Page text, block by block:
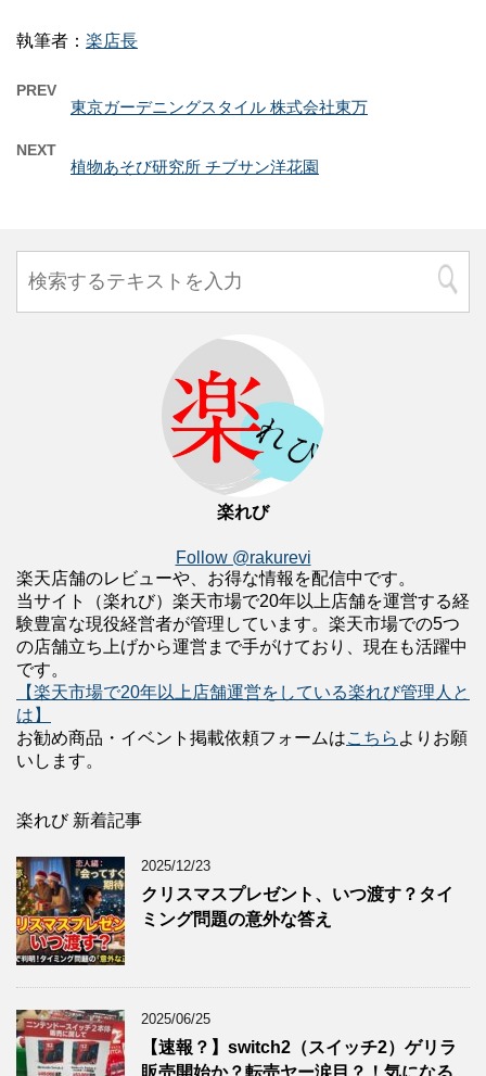
執筆者： 楽店長
PREV
東京ガーデニングスタイル 株式会社東万
NEXT
植物あそび研究所 チブサン洋花園
楽れび
Follow @rakurevi
楽天店舗のレビューや、お得な情報を配信中です。
当サイト（楽れび）楽天市場で20年以上店舗を運営する経
験豊富な現役経営者が管理しています。楽天市場での5つ
の店舗立ち上げから運営まで手がけており、現在も活躍中
です。
【楽天市場で20年以上店舗運営をしている楽れび管理人と
は】
お勧め商品・イベント掲載依頼フォームはこちら よりお願
いします。
楽れび 新着記事
2025/12/23
クリスマスプレゼント、いつ渡す？タイ
ミング問題の意外な答え
2025/06/25
【速報？】switch2（スイッチ2）ゲリラ
販売開始か？転売ヤー涙目？！気になる